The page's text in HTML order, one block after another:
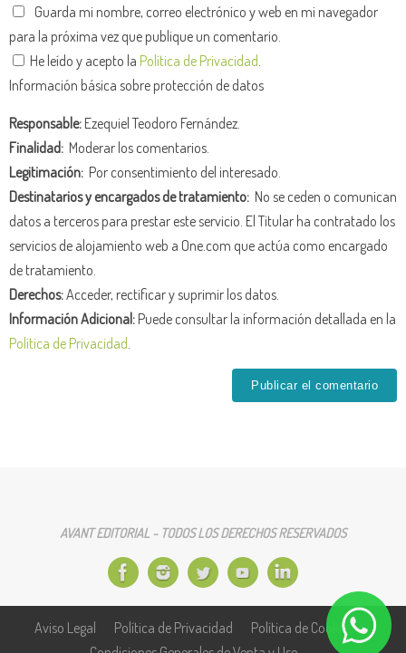
Guarda mi nombre, correo electrónico y web en mi navegador
para la próxima vez que publique un comentario.
He leído y acepto la Política de Privacidad
Información básica sobre protección de datos
Responsable:Ezequiel Teodoro Fernández.
Finalidad: Moderar los comentarios.
Legitimación: Por consentimiento del interesado.
Destinatarios y encargados de tratamiento: No se ceden o comunican
datos a terceros para prestar este servicio. El Titular ha contratado los
servicios de alojamiento web a One.com que actúa como encargado
de tratamiento.
Derechos:Acceder, rectificar y suprimir los datos.
Información Adicional:Puede consultar la información detallada en la
Política de Privacidad
AVANT EDITORIAL - TODOS LOS DERECHOS RESERVADOS
Aviso Legal Política de Privacidad
Política de Cookies